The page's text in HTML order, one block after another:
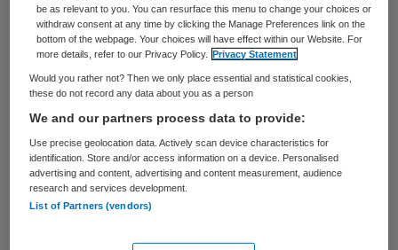
Dat heeft de directie aan bezorgde
Woerdense raadsfracties laten weten, zo
Zoals de fusieplannen er nu uitzien, blijft in
Woerden alleen een polikliniek over.
Raadsleden zien het liefst dat het
ziekenhuis een volwaardig ziekenhuis blijft
in de gemeente met ruim 50.000 inwoners.
Vorig jaar al zei de ACMgeen bezwaar
be as relevant to you. You can resurface this menu to change your choices or
withdraw consent at any time by clicking the Manage Preferences link on the
bottom of the webpage. Your choices will have effect within our Website. For
more details, refer to our Privacy Policy.
Privacy Statement
Would you rather not? Then we only place essential and statistical cookies,
these do not record any data about you as a person
We and our partners process data to provide:
Use precise geolocation data. Actively scan device characteristics for
identification. Store and/or access information on a device. Personalised
advertising and content, advertising and content measurement, audience
research and services development.
List of Partners (vendors)